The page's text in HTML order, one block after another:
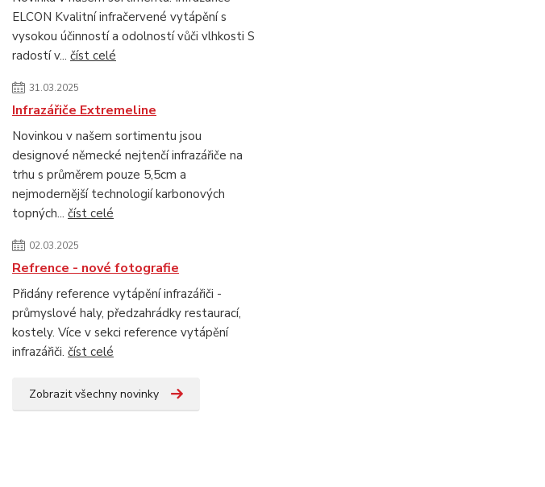
ELCON Kvalitní infračervené vytápění s
vysokou účinností a odolností vůči vlhkosti S
radostí v... číst celé
31.03.2025
Infrazářiče Extremeline
Novinkou v našem sortimentu jsou
designové německé nejtenčí infrazářiče na
trhu s průměrem pouze 5,5cm a
nejmodernější technologií karbonových
topných... číst celé
02.03.2025
Refrence - nové fotografie
Přidány reference vytápění infrazářiči -
průmyslové haly, předzahrádky restaurací,
kostely. Více v sekci reference vytápění
infrazářiči. číst celé
Zobrazit všechny novinky